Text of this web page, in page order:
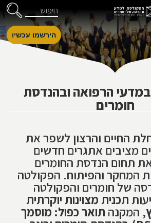
Skip toלניווט חיפוש
הירשמו עכשיו
הרפואה ובהנדסת
חומרים
החיים והרצון לשפר את
מציבים אתגרים חדשים
תחום הנדסת החומרים
המחקר והפיתוח. הפקולטה
של חומרים והפקולטה
תכנית מצוינות יוקרתית
, המקנה תואר כפול: מוסמך